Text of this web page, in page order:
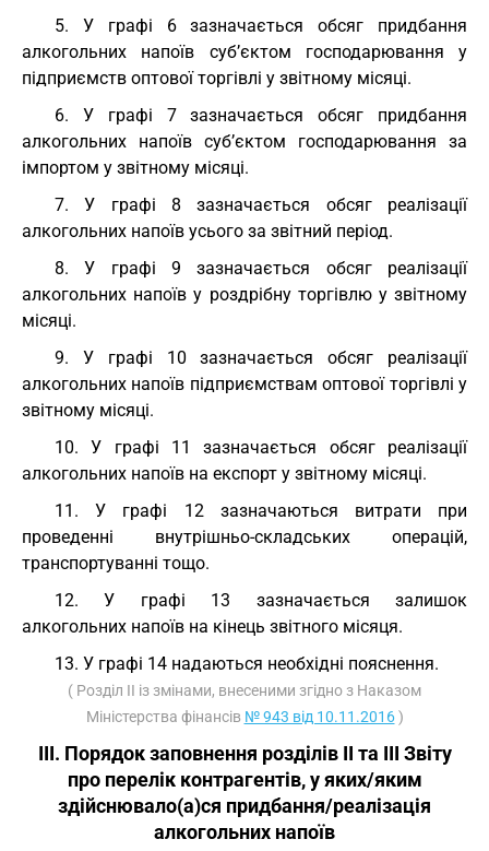
5. У графі 6 зазначається обсяг придбання
алкогольних напоїв суб’єктом господарювання у
підприємств оптової торгівлі у звітному місяці.
6. У графі 7 зазначається обсяг придбання
алкогольних напоїв суб’єктом господарювання за
імпортом у звітному місяці.
7. У графі 8 зазначається обсяг реалізації
алкогольних напоїв усього за звітний період.
8. У графі 9 зазначається обсяг реалізації
алкогольних напоїв у роздрібну торгівлю у звітному
місяці.
9. У графі 10 зазначається обсяг реалізації
алкогольних напоїв підприємствам оптової торгівлі у
звітному місяці.
10. У графі 11 зазначається обсяг реалізації
алкогольних напоїв на експорт у звітному місяці.
11. У графі 12 зазначаються витрати при
проведенні внутрішньо-складських операцій,
транспортуванні тощо.
12. У графі 13 зазначається залишок
алкогольних напоїв на кінець звітного місяця.
13. У графі 14 надаються необхідні пояснення.
( Розділ II із змінами, внесеними згідно з Наказом
Міністерства фінансів № 943 від 10.11.2016)
ІІІ. Порядок заповнення розділів ІІ та ІІІ Звіту
про перелік контрагентів, у яких/яким
здійснювало(а)ся придбання/реалізація
алкогольних напоїв